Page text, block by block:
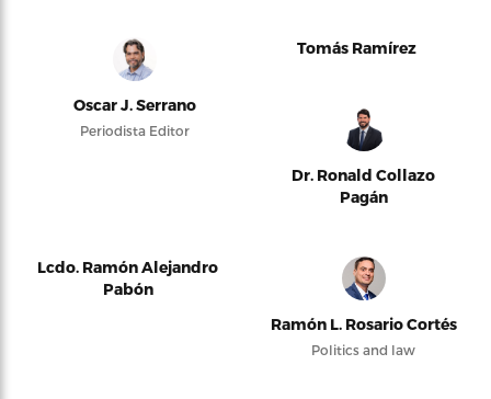
Oscar J. Serrano
Periodista Editor
Tomás Ramírez
Dr. Ronald Collazo
Pagán
Lcdo. Ramón Alejandro
Pabón
Ramón L. Rosario Cortés
Politics and law